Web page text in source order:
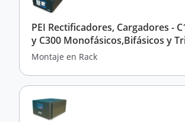
PEI Rectificadores, Cargadores -
y C300 Monofásicos,Bifásicos y
Montaje en Rack